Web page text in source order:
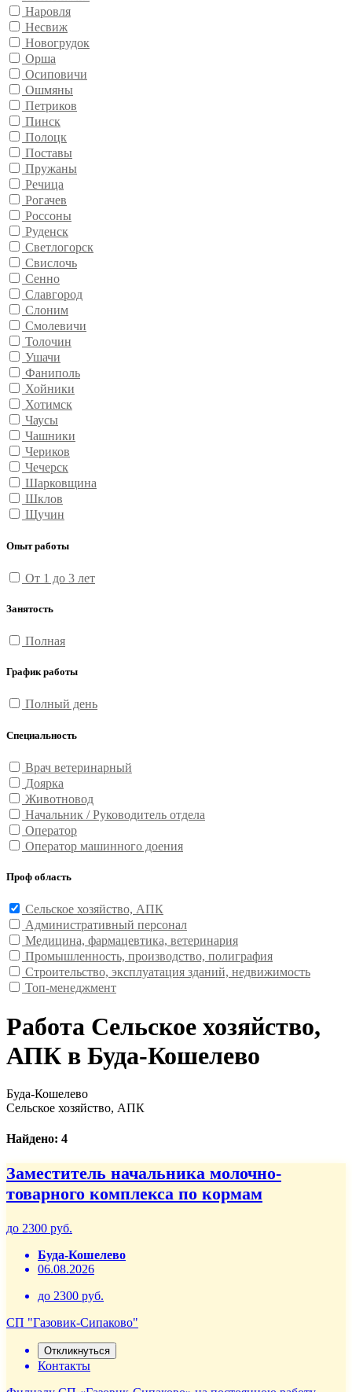
Наровля
Несвиж
Новогрудок
Орша
Осиповичи
Ошмяны
Петриков
Пинск
Полоцк
Поставы
Пружаны
Речица
Рогачев
Россоны
Руденск
Светлогорск
Свислочь
Сенно
Славгород
Слоним
Смолевичи
Толочин
Ушачи
Фаниполь
Хойники
Хотимск
Чаусы
Чашники
Чериков
Чечерск
Шарковщина
Шклов
Щучин
Опыт работы
От 1 до 3 лет
Занятость
Полная
График работы
Полный день
Специальность
Врач ветеринарный
Доярка
Животновод
Начальник / Руководитель отдела
Оператор
Оператор машинного доения
Проф область
Сельское хозяйство, АПК
Административный персонал
Медицина, фармацевтика, ветеринария
Промышленность, производство, полиграфия
Строительство, эксплуатация зданий, недвижимость
Топ-менеджмент
Работа Сельское хозяйство,
АПК в Буда-Кошелево
Буда-Кошелево
Сельское хозяйство, АПК
Найдено: 4
Заместитель начальника молочно-
товарного комплекса по кормам
до 2300 руб.
Буда-Кошелево
06.08.2026
до 2300 руб.
СП "Газовик-Сипаково"
Откликнуться
Контакты